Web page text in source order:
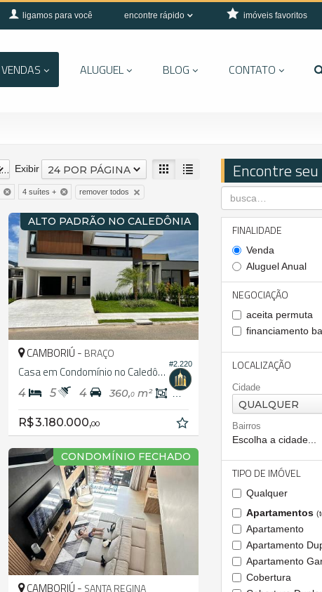
ligamos para você encontre rápido imóveis favoritos
VENDAS ALUGUEL BLOG CONTATO
Encontre
FINALIDADE
Venda
Aluguel Anual
NEGOCIAÇÃO
aceita permuta
financiamento
LOCALIZAÇÃO
Cidade
QUALQUER
Bairros
Escolha a cidade...
TIPO DE IMÓVEL
Qualquer
Apartamentos
Apartamento
Apartamento
Apartamento
Cobertura
Exibir 24 POR PÁGINA
DATA MAIS RECENTE
4 suítes + remover todos
ALTO PADRÃO NO CALEDÔNIA
#2.220
CAMBORIÚ - BRAÇO
Casa em Condomínio no Caledônia Private Village
4 5 4 360,0m² 285,
R$ 3.180.000,00
CONDOMÍNIO FECHADO
CAMBORIÚ - SANTA REGINA